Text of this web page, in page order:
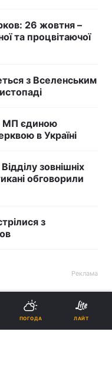
26 жовтня –
та процвітаючої
з Вселенським
МП єдиною
в Україні
зовнішніх
обговорили
з
Реклама
ПОГОДА ЛАЙТ